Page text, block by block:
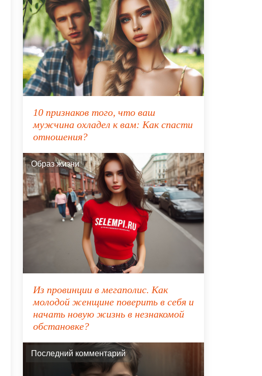
10 признаков того, что ваш
мужчина охладел к вам: Как спасти
отношения?
Образ жизни
Из провинции в мегаполис. Как
молодой женщине поверить в себя и
начать новую жизнь в незнакомой
обстановке?
Последний комментарий